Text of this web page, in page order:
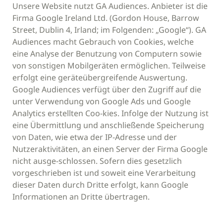
Unsere Website nutzt GA Audiences. Anbieter ist die
Firma Google Ireland Ltd. (Gordon House, Barrow
Street, Dublin 4, Irland; im Folgenden: „Google“). GA
Audiences macht Gebrauch von Cookies, welche
eine Analyse der Benutzung von Computern sowie
von sonstigen Mobilgeräten ermöglichen. Teilweise
erfolgt eine geräteübergreifende Auswertung.
Google Audiences verfügt über den Zugriff auf die
unter Verwendung von Google Ads und Google
Analytics erstellten Coo-kies. Infolge der Nutzung ist
eine Übermittlung und anschließende Speicherung
von Daten, wie etwa der IP-Adresse und der
Nutzeraktivitäten, an einen Server der Firma Google
nicht ausge-schlossen. Sofern dies gesetzlich
vorgeschrieben ist und soweit eine Verarbeitung
dieser Daten durch Dritte erfolgt, kann Google
Informationen an Dritte übertragen.